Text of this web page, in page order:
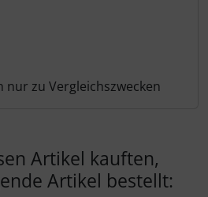
nur zu Vergleichszwecken
Artikel kauften,
Artikel bestellt: